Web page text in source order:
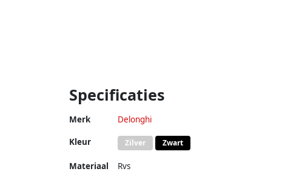
Specificaties
Merk Delonghi
Kleur Zilver Zwart
Materiaal Rvs